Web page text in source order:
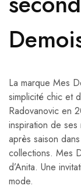
La marque Mes
simplicité chic et
Radovanovic en
inspiration de
après saison
collections. Mes
d’Anita. Une
mode.